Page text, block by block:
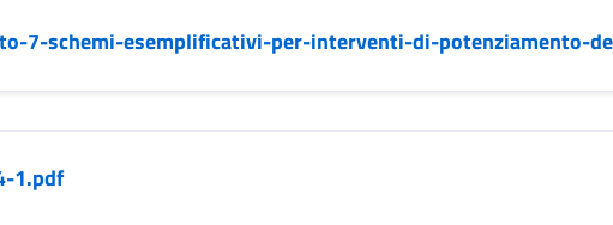
7-schemi-esemplificativi-per-interventi-di-potenziamento-
1.pdf